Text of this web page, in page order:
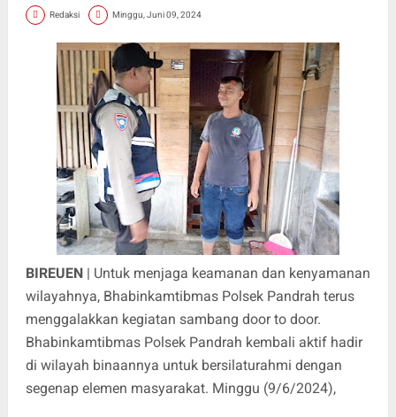
Redaksi Minggu, Juni 09, 2024
BIREUEN| Untuk menjaga keamanan dan kenyamanan
wilayahnya, Bhabinkamtibmas Polsek Pandrah terus
menggalakkan kegiatan sambang door to door.
Bhabinkamtibmas Polsek Pandrah kembali aktif hadir
di wilayah binaannya untuk bersilaturahmi dengan
segenap elemen masyarakat. Minggu (9/6/2024),